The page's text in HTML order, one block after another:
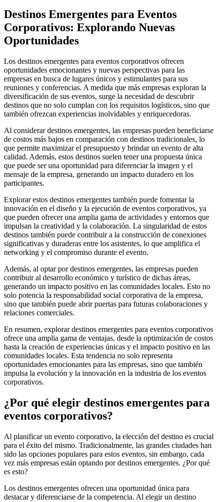
Destinos Emergentes para Eventos
Corporativos: Explorando Nuevas
Oportunidades
Los destinos emergentes para eventos corporativos ofrecen
oportunidades emocionantes y nuevas perspectivas para las
empresas en busca de lugares únicos y estimulantes para sus
reuniones y conferencias. A medida que más empresas exploran la
diversificación de sus eventos, surge la necesidad de descubrir
destinos que no solo cumplan con los requisitos logísticos, sino que
también ofrezcan experiencias inolvidables y enriquecedoras.
Al considerar destinos emergentes, las empresas pueden beneficiarse
de costos más bajos en comparación con destinos tradicionales, lo
que permite maximizar el presupuesto y brindar un evento de alta
calidad. Además, estos destinos suelen tener una propuesta única
que puede ser una oportunidad para diferenciar la imagen y el
mensaje de la empresa, generando un impacto duradero en los
participantes.
Explorar estos destinos emergentes también puede fomentar la
innovación en el diseño y la ejecución de eventos corporativos, ya
que pueden ofrecer una amplia gama de actividades y entornos que
impulsan la creatividad y la colaboración. La singularidad de estos
destinos también puede contribuir a la construcción de conexiones
significativas y duraderas entre los asistentes, lo que amplifica el
networking y el compromiso durante el evento.
Además, al optar por destinos emergentes, las empresas pueden
contribuir al desarrollo económico y turístico de dichas áreas,
generando un impacto positivo en las comunidades locales. Esto no
solo potencia la responsabilidad social corporativa de la empresa,
sino que también puede abrir puertas para futuras colaboraciones y
relaciones comerciales.
En resumen, explorar destinos emergentes para eventos corporativos
ofrece una amplia gama de ventajas, desde la optimización de costos
hasta la creación de experiencias únicas y el impacto positivo en las
comunidades locales. Esta tendencia no solo representa
oportunidades emocionantes para las empresas, sino que también
impulsa la evolución y la innovación en la industria de los eventos
corporativos.
¿Por qué elegir destinos emergentes para
eventos corporativos?
Al planificar un evento corporativo, la elección del destino es crucial
para el éxito del mismo. Tradicionalmente, las grandes ciudades han
sido las opciones populares para estos eventos, sin embargo, cada
vez más empresas están optando por destinos emergentes. ¿Por qué
es esto?
Los destinos emergentes ofrecen una oportunidad única para
destacar y diferenciarse de la competencia. Al elegir un destino